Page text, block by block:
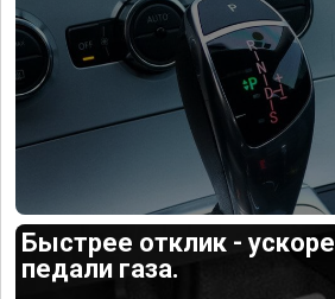
Быстрее отклик -
педали газа.